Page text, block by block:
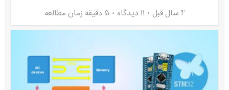
4 سال قبل ۱۱ دیدگاه 5 دقیقه زمان مطالعه